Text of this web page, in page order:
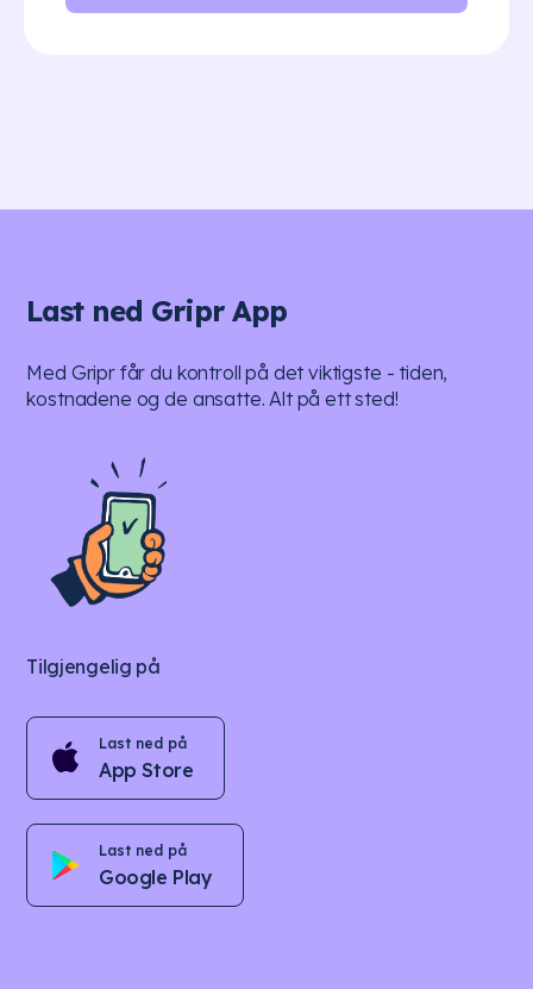
Last ned Gripr App
Med Gripr får du kontroll på det viktigste - tiden,
kostnadene og de ansatte. Alt på ett sted!
Tilgjengelig på
Last ned på
App Store
Last ned på
Google Play